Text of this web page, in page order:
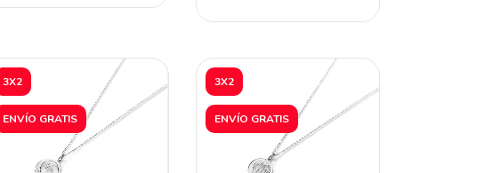
3X2
ENVÍO GRATIS
3X2
ENVÍO GRATIS